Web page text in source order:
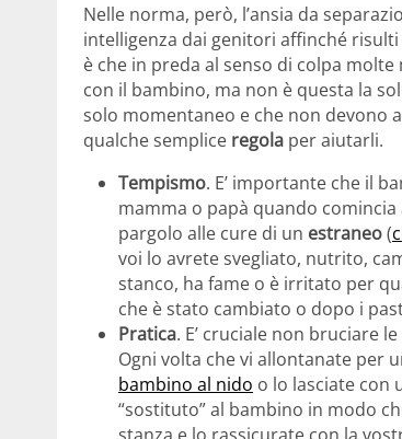
Nelle norma, però, l’ansia da
intelligenza dai genitori affinché risulti
è che in preda al senso di colpa
con il bambino, ma non è questa la
solo momentaneo e che non devono
qualche semplice regola per aiutarli.
Tempismo. E’ importante che il
mamma o papà quando
pargolo alle cure di un estraneo(
voi lo avrete svegliato, nutrito,
stanco, ha fame o è irritato per
che è stato cambiato o dopo i
Pratica. E’ cruciale non bruciare
Ogni volta che vi allontanate per
bambino al nido o lo lasciate con
“sostituto” al bambino in modo